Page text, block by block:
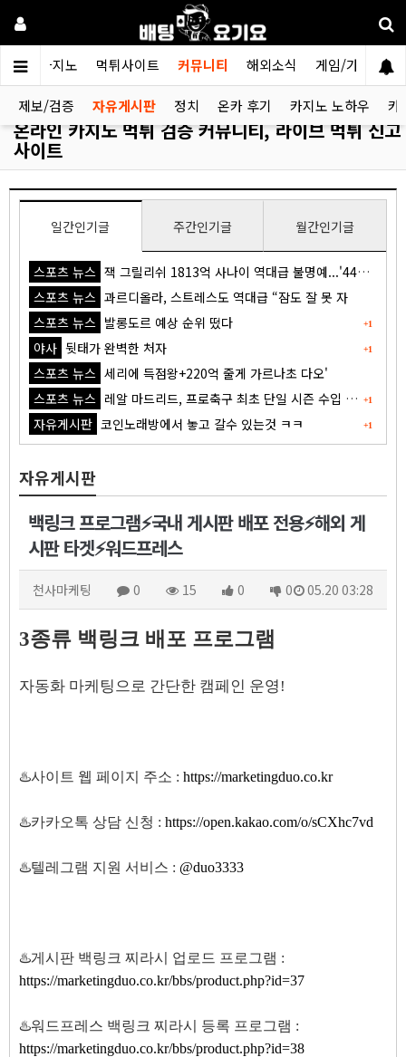
검증카지노 먹튀사이트 커뮤니티 해외소식 게임/가이드
제보/검증 자유게시판 정치 온카 후기 카지노 노하우 카
온라인 카지노 먹튀 검증 커뮤니티, 라이브 먹튀 신고
사이트
일간인기글 주간인기글 월간인기글
스포츠 뉴스 잭 그릴리쉬 1813억 사나이 역대급 불명예...'44경기 0골 굴욕'
스포츠 뉴스 과르디올라, 스트레스도 역대급 “잠도 잘 못 자
+1
스포츠 뉴스 발롱도르 예상 순위 떴다
+1
야사 뒷태가 완벽한 처자
스포츠 뉴스 세리에 득점왕+220억 줄게 가르나초 다오'
+1
스포츠 뉴스 레알 마드리드, 프로축구 최초 단일 시즌 수입 1조원 돌파
+1
자유게시판 코인노래방에서 놓고 갈수 있는것 ㅋㅋ
자유게시판
백링크 프로그램⚡국내 게시판 배포 전용⚡해외 게
시판 타겟⚡워드프레스
천사마케팅 0 15 0 0 05.20 03:28
3종류 백링크 배포 프로그램
자동화 마케팅으로 간단한 캠페인 운영!
♨️사이트 웹 페이지 주소 : https://marketingduo.co.kr
♨️카카오톡 상담 신청 : https://open.kakao.com/o/sCXhc7vd
♨️텔레그램 지원 서비스 : @duo3333
♨️게시판 백링크 찌라시 업로드 프로그램 :
https://marketingduo.co.kr/bbs/product.php?id=37
♨️워드프레스 백링크 찌라시 등록 프로그램 :
https://marketingduo.co.kr/bbs/product.php?id=38